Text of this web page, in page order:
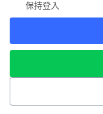
保持登入